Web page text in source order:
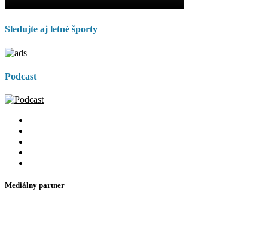
Sledujte aj letné športy
Podcast
Mediálny partner